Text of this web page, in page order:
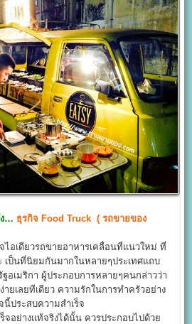
… ธุรกิจ Food Truck ( รถขายของ
ไอเดียวรถขายอาหารเคลื่อนที่แนวใหม่ ที่
เป็นที่นิยมกันมากในหลายๆประเทศแถบ
อเมริกา ผู้ประกอบการหลายๆคนกล่าวว่า
ายเลยทีเดียว ความรักในการทำครัวอย่าง
นี้ประสบความสำเร็จ
จอย่างแท้จริงได้นั้น ควรประกอบไปด้วย